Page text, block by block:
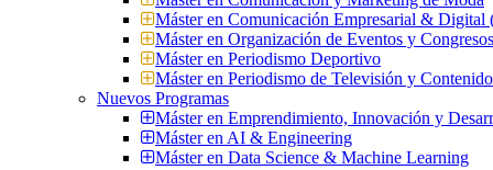
Máster en Comunicación Empresarial &
Máster en Organización de Eventos y
Máster en Periodismo Deportivo
Máster en Periodismo de Televisión y
Nuevos Programas
Máster en Emprendimiento, Innovación y
Máster en AI & Engineering
Máster en Data Science & Machine Learning